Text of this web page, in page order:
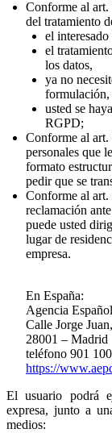
Conforme al
del tratamiento
el
el
los datos,
ya no
formulación,
usted se
RGPD;
Conforme al
personales que
formato
pedir que se
Conforme al art.
reclamación
puede usted
lugar de
empresa.
En España:
Agencia
Calle Jorge
28001 – Madrid
teléfono 901
https://
El usuario podrá
expresa, junto a
medios: